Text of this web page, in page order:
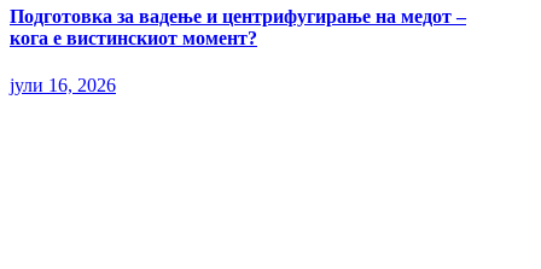
Подготовка за вадење и центрифугирање на медот –
кога е вистинскиот момент?
јули 16, 2026